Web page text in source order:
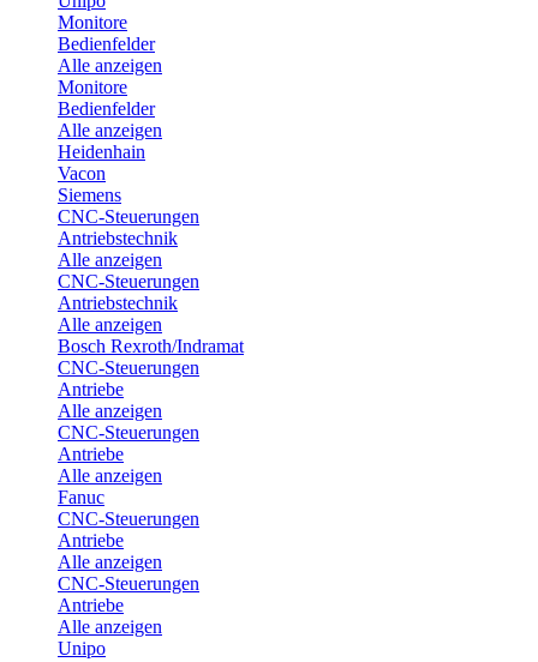
Monitore
Bedienfelder
Alle anzeigen
Monitore
Bedienfelder
Alle anzeigen
Heidenhain
Vacon
Siemens
CNC-Steuerungen
Antriebstechnik
Alle anzeigen
CNC-Steuerungen
Antriebstechnik
Alle anzeigen
Bosch Rexroth/Indramat
CNC-Steuerungen
Antriebe
Alle anzeigen
CNC-Steuerungen
Antriebe
Alle anzeigen
Fanuc
CNC-Steuerungen
Antriebe
Alle anzeigen
CNC-Steuerungen
Antriebe
Alle anzeigen
Unipo